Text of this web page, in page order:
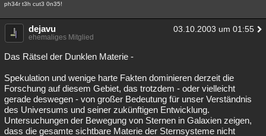
ph34r t3h cut3 0n35!
dejavu 03.10.2003 um 01:55
ehemaliges Mitglied
Das Rätsel der Dunklen Materie -
Spekulation und wenige harte Fakten dominieren derzeit die
Forschung auf diesem Gebiet, das trotzdem - oder vielleicht
gerade deswegen - von großer Bedeutung für unser Verständnis
des Universums und seiner zukünftigen Entwicklung.
Untersuchungen der Bewegung von Sternen in Galaxien zeigen,
dass die gesamte sichtbare Materie der Sternsysteme nicht